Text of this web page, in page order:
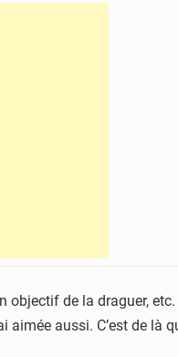
de la draguer,
aimée aussi. C’est de là